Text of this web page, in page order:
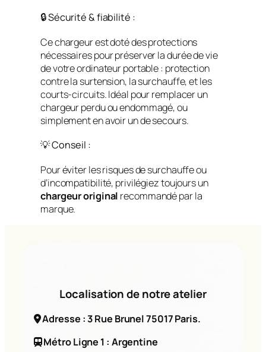
🔒 Sécurité & fiabilité :
Ce chargeur est doté des protections
nécessaires pour préserver la durée de vie
de votre ordinateur portable : protection
contre la surtension, la surchauffe, et les
courts-circuits. Idéal pour remplacer un
chargeur perdu ou endommagé, ou
simplement en avoir un de secours.
💡 Conseil :
Pour éviter les risques de surchauffe ou
d’incompatibilité, privilégiez toujours un
chargeur original recommandé par la
marque.
Localisation de notre atelier
Adresse : 3 Rue Brunel 75017 Paris.
Métro Ligne 1 : Argentine